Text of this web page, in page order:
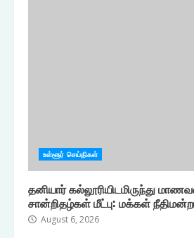
உள்ளூர் செய்திகள்
தனியார் கல்லூரியிடமிருந்து
சான்றிதழ்கள் மீட்பு: மக்கள்
August 6, 2026